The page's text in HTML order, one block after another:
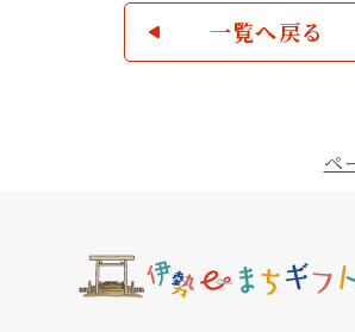
一覧へ戻る
ペ